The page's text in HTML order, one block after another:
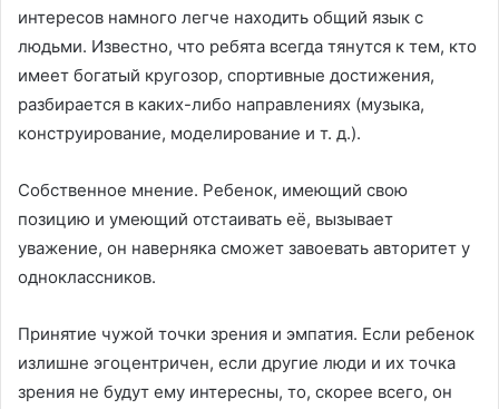
интересов намного легче находить общий язык с
людьми. Известно, что ребята всегда тянутся к тем, кто
имеет богатый кругозор, спортивные достижения,
разбирается в каких-либо направлениях (музыка,
конструирование, моделирование и т. д.).
Собственное мнение. Ребенок, имеющий свою
позицию и умеющий отстаивать её, вызывает
уважение, он наверняка сможет завоевать авторитет у
одноклассников.
Принятие чужой точки зрения и эмпатия. Если ребенок
излишне эгоцентричен, если другие люди и их точка
зрения не будут ему интересны, то, скорее всего, он